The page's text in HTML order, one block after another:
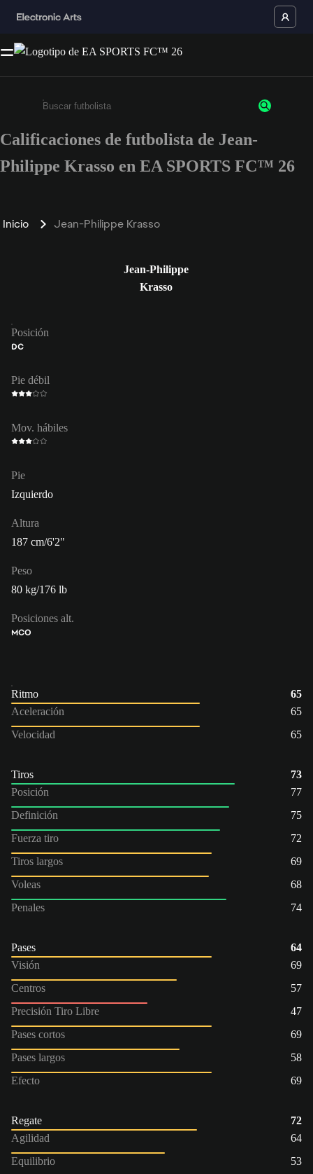
Ingresa un mínimo de 3 caracteres o números
Calificaciones de futbolista de Jean-
Philippe Krasso en EA SPORTS FC™ 26
Inicio Jean-Philippe Krasso
Jean-Philippe
Krasso
Posición
DC
Pie débil
Mov. hábiles
Pie
Izquierdo
Altura
187 cm/6'2"
Peso
80 kg/176 lb
Posiciones alt.
MCO
Ritmo
65
Aceleración
65
Velocidad
65
Tiros
73
Posición
77
Definición
75
Fuerza tiro
72
Tiros largos
69
Voleas
68
Penales
74
Pases
64
Visión
69
Centros
57
Precisión Tiro Libre
47
Pases cortos
69
Pases largos
58
Efecto
69
Regate
72
Agilidad
64
Equilibrio
53